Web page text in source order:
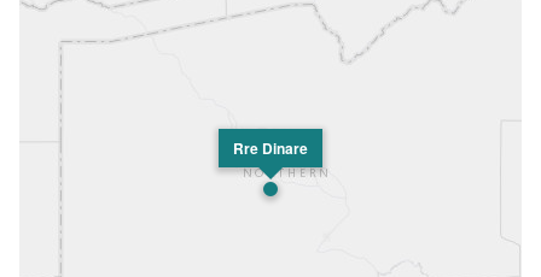
Rre Dinare